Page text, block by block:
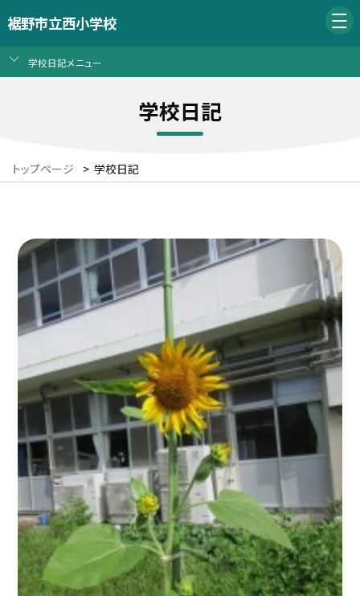
裾野市立西小学校
学校日記メニュー
学校日記
トップページ > 学校日記